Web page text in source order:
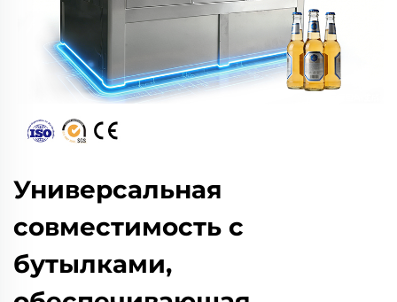
Универсальная
совместимость с
бутылками,